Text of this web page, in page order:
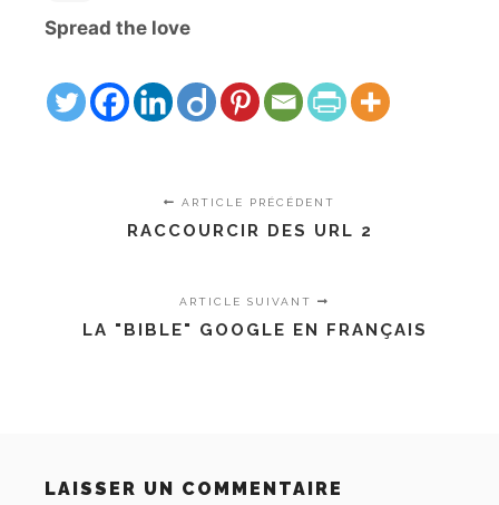
Spread the love
ARTICLE PRÉCÉDENT
RACCOURCIR DES URL 2
ARTICLE SUIVANT
LA "BIBLE" GOOGLE EN FRANÇAIS
LAISSER UN COMMENTAIRE